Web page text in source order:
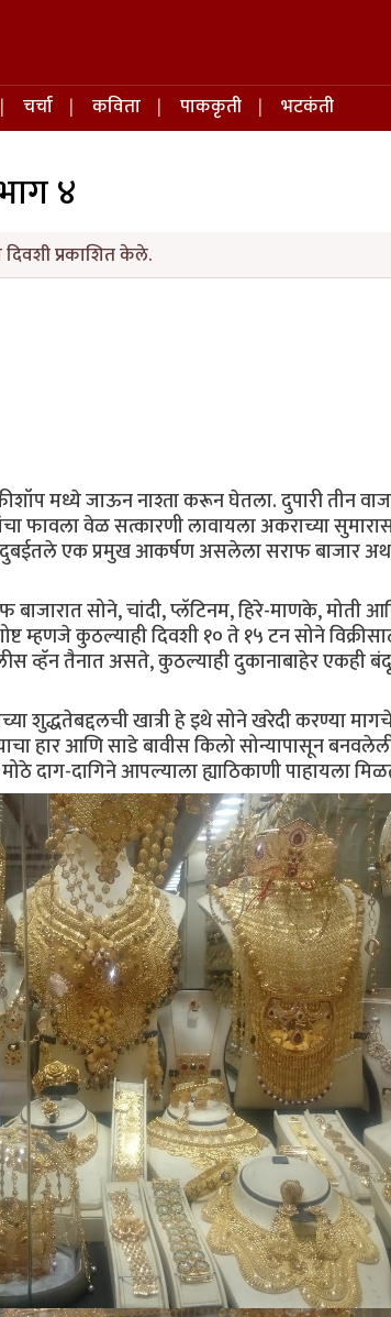
चर्चा कविता पाककृती
भटकंती
४
दिवशी प्रकाशित केले.
मध्ये जाऊन नाश्ता करून घेतला. दुपारी तीन
फावला वेळ सत्कारणी लावायला अकराच्या
एक प्रमुख आकर्षण असलेला सराफ बाजार
सोने, चांदी, प्लॅटिनम, हिरे-माणके, मोती
म्हणजे कुठल्याही दिवशी १० ते १५ टन सोने
व्हॅन तैनात असते, कुठल्याही दुकानाबाहेर एकही
शुद्धतेबद्दलची खात्री हे इथे सोने खरेदी करण्या
हार आणि साडे बावीस किलो सोन्यापासून
दाग-दागिने आपल्याला ह्याठिकाणी पाहायला